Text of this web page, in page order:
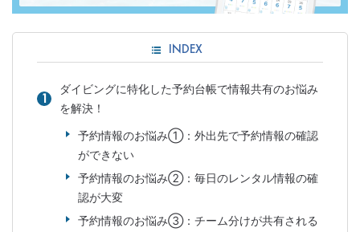
INDEX
ダイビングに特化した予約台帳で情報共有のお悩み
を解決！
予約情報のお悩み①：外出先で予約情報の確認
ができない
予約情報のお悩み②：毎日のレンタル情報の確
認が大変
予約情報のお悩み③：チーム分けが共有される